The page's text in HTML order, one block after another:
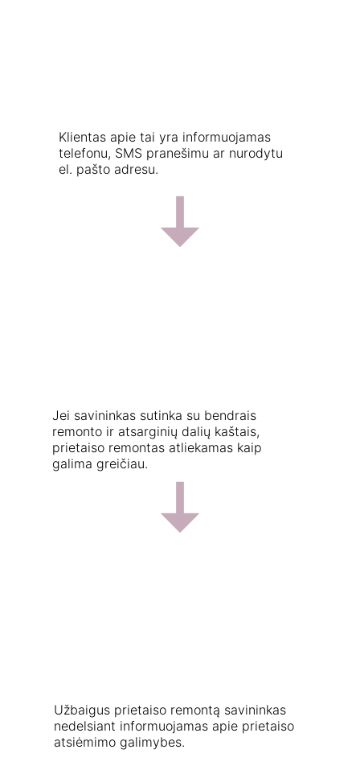
Klientas apie tai yra informuojamas
telefonu, SMS pranešimu ar nurodytu
el. pašto adresu.
Jei savininkas sutinka su bendrais
remonto ir atsarginių dalių kaštais,
prietaiso remontas atliekamas kaip
galima greičiau.
Užbaigus prietaiso remontą savininkas
nedelsiant informuojamas apie prietaiso
atsiėmimo galimybes.